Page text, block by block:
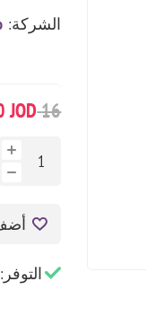
الشركة:
16 JOD
التوفر: